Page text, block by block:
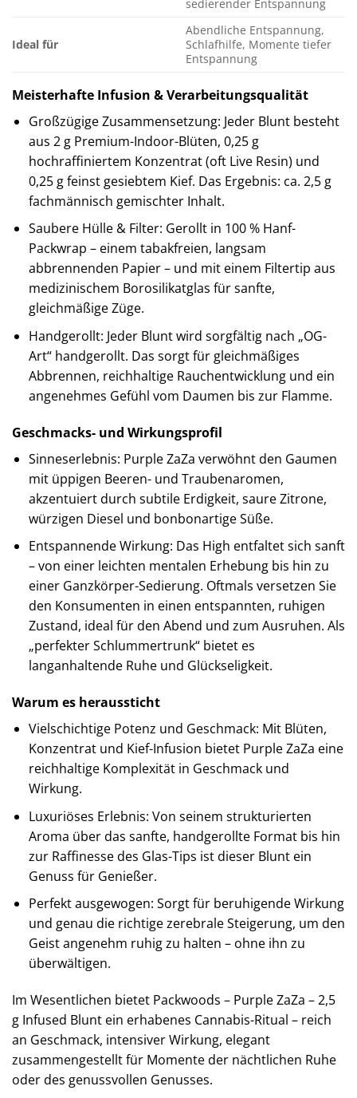
sedierender Entspannung
Ideal für
Abendliche Entspannung,
Schlafhilfe, Momente tiefer
Entspannung
Meisterhafte Infusion & Verarbeitungsqualität
Großzügige Zusammensetzung: Jeder Blunt besteht
aus 2 g Premium-Indoor-Blüten, 0,25 g
hochraffiniertem Konzentrat (oft Live Resin) und
0,25 g feinst gesiebtem Kief. Das Ergebnis: ca. 2,5 g
fachmännisch gemischter Inhalt.
Saubere Hülle & Filter: Gerollt in 100 % Hanf-
Packwrap – einem tabakfreien, langsam
abbrennenden Papier – und mit einem Filtertip aus
medizinischem Borosilikatglas für sanfte,
gleichmäßige Züge.
Handgerollt: Jeder Blunt wird sorgfältig nach „OG-
Art“ handgerollt. Das sorgt für gleichmäßiges
Abbrennen, reichhaltige Rauchentwicklung und ein
angenehmes Gefühl vom Daumen bis zur Flamme.
Geschmacks- und Wirkungsprofil
Sinneserlebnis: Purple ZaZa verwöhnt den Gaumen
mit üppigen Beeren- und Traubenaromen,
akzentuiert durch subtile Erdigkeit, saure Zitrone,
würzigen Diesel und bonbonartige Süße.
Entspannende Wirkung: Das High entfaltet sich sanft
– von einer leichten mentalen Erhebung bis hin zu
einer Ganzkörper-Sedierung. Oftmals versetzen Sie
den Konsumenten in einen entspannten, ruhigen
Zustand, ideal für den Abend und zum Ausruhen. Als
„perfekter Schlummertrunk“ bietet es
langanhaltende Ruhe und Glückseligkeit.
Warum es heraussticht
Vielschichtige Potenz und Geschmack: Mit Blüten,
Konzentrat und Kief-Infusion bietet Purple ZaZa eine
reichhaltige Komplexität in Geschmack und
Wirkung.
Luxuriöses Erlebnis: Von seinem strukturierten
Aroma über das sanfte, handgerollte Format bis hin
zur Raffinesse des Glas-Tips ist dieser Blunt ein
Genuss für Genießer.
Perfekt ausgewogen: Sorgt für beruhigende Wirkung
und genau die richtige zerebrale Steigerung, um den
Geist angenehm ruhig zu halten – ohne ihn zu
überwältigen.
Im Wesentlichen bietet Packwoods – Purple ZaZa – 2,5
g Infused Blunt ein erhabenes Cannabis-Ritual – reich
an Geschmack, intensiver Wirkung, elegant
zusammengestellt für Momente der nächtlichen Ruhe
oder des genussvollen Genusses.